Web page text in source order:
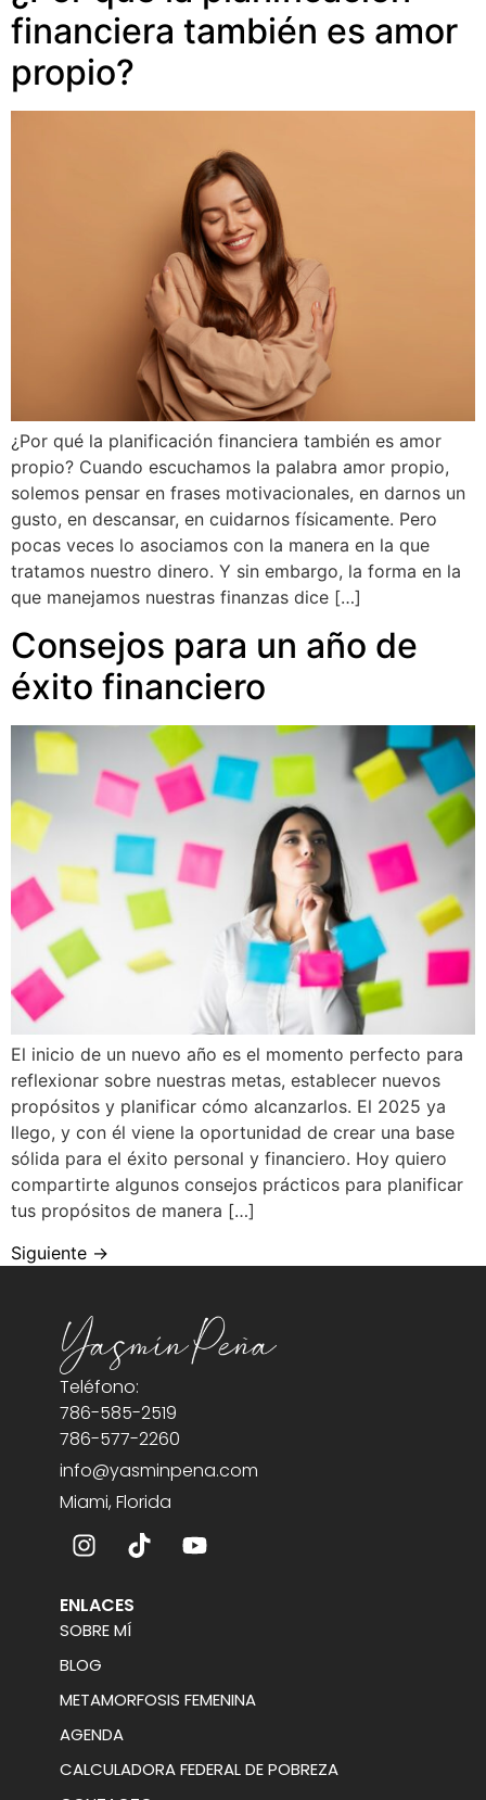
financiera también es amor
propio?
¿Por qué la planificación financiera también es amor
propio? Cuando escuchamos la palabra amor propio,
solemos pensar en frases motivacionales, en darnos un
gusto, en descansar, en cuidarnos físicamente. Pero
pocas veces lo asociamos con la manera en la que
tratamos nuestro dinero. Y sin embargo, la forma en la
que manejamos nuestras finanzas dice […]
Consejos para un año de
éxito financiero
El inicio de un nuevo año es el momento perfecto para
reflexionar sobre nuestras metas, establecer nuevos
propósitos y planificar cómo alcanzarlos. El 2025 ya
llego, y con él viene la oportunidad de crear una base
sólida para el éxito personal y financiero. Hoy quiero
compartirte algunos consejos prácticos para planificar
tus propósitos de manera […]
Siguiente →
Teléfono:
786-585-2519
786-577-2260
info@yasminpena.com
Miami, Florida
ENLACES
SOBRE MÍ
BLOG
METAMORFOSIS FEMENINA
AGENDA
CALCULADORA FEDERAL DE POBREZA